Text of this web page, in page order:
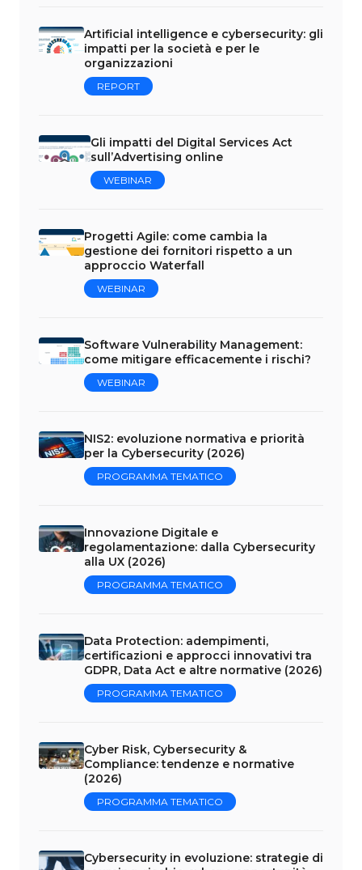
Artificial intelligence e cybersecurity: gli
impatti per la società e per le
organizzazioni
REPORT
Gli impatti del Digital Services Act
sull’Advertising online
WEBINAR
Progetti Agile: come cambia la
gestione dei fornitori rispetto a un
approccio Waterfall
WEBINAR
Software Vulnerability Management:
come mitigare efficacemente i rischi?
WEBINAR
NIS2: evoluzione normativa e priorità
per la Cybersecurity (2026)
PROGRAMMA TEMATICO
Innovazione Digitale e
regolamentazione: dalla Cybersecurity
alla UX (2026)
PROGRAMMA TEMATICO
Data Protection: adempimenti,
certificazioni e approcci innovativi tra
GDPR, Data Act e altre normative (2026)
PROGRAMMA TEMATICO
Cyber Risk, Cybersecurity &
Compliance: tendenze e normative
(2026)
PROGRAMMA TEMATICO
Cybersecurity in evoluzione: strategie di